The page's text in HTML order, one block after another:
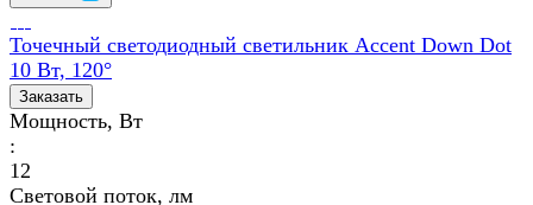
Точечный светодиодный светильник Accent Down Dot
10 Вт, 120°
Заказать
Мощность, Вт
:
12
Световой поток, лм